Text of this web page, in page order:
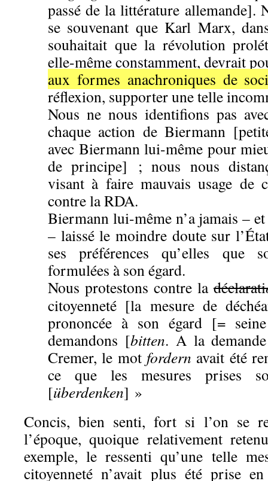
passé de la littérature allemande].
se souvenant que Karl Marx,
souhaitait que la révolution
elle-même constamment, devrait
aux formes anachroniques de
réflexion, supporter une telle
Nous ne nous identifions pas
chaque action de Biermann
avec Biermann lui-même pour
de principe] ; nous nous
visant à faire mauvais usage de
contre la RDA.
Biermann lui-même n’a jamais –
– laissé le moindre doute sur
ses préférences qu’elles que
formulées à son égard.
Nous protestons contre la déclarati
citoyenneté [la mesure de
prononcée à son égard [=
demandons [bitten. A la
Cremer, le mot fordern avait été
ce que les mesures prises
[überdenken] »
Concis, bien senti, fort si l’on se
l’époque, quoique relativement
exemple, le ressenti qu’une telle
citoyenneté n’avait plus été prise